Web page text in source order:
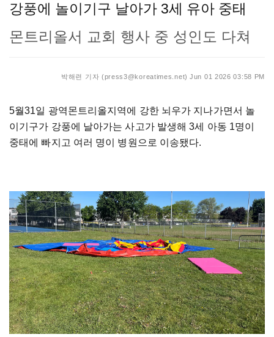
강풍에 놀이기구 날아가 3세 유아 중태
몬트리올서 교회 행사 중 성인도 다쳐
박해련 기자 (press3@koreatimes.net) Jun 01 2026 03:58 PM
5월31일 광역몬트리올지역에 강한 뇌우가 지나가면서 놀
이기구가 강풍에 날아가는 사고가 발생해 3세 아동 1명이
중태에 빠지고 여러 명이 병원으로 이송됐다.